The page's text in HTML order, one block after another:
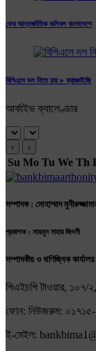
ফের আন্তর্জাতিক ভলিবল বাংলাদেশে
বিপিএলে দল নিতে চায় ৮ ফ্রাঞ্চাইজি
আর্কাইভ ক্যালেণ্ডার
‹ ›
Su Mo Tu We Th
সম্পাদক : মোহাম্মাদ
প্রকাশক : সায়মুন নাহার জিদনী
সম্পাদকীয় ও বাণিজ্যিক কার্যালয়
পিএইচপি টাওয়ার, ১০৭/
ফোন: নিউজরুম:
ই-মেইল: